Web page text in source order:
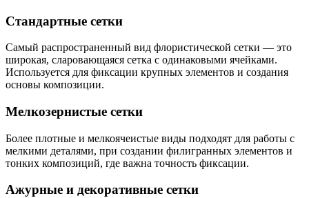
Стандартные сетки
Самый распространенный вид флористической сетки — это
широкая, сларовающаяся сетка с одинаковыми ячейками.
Используется для фиксации крупных элементов и создания
основы композиции.
Мелкозернистые сетки
Более плотные и мелкоячеистые виды подходят для работы с
мелкими деталями, при создании филигранных элементов и
тонких композиций, где важна точность фиксации.
Ажурные и декоративные сетки